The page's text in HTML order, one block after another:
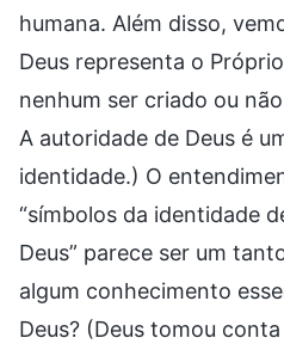
humana. Além disso,
Deus representa o
nenhum ser criado ou
A autoridade de Deus é
identidade.) O
“símbolos da identidade
Deus” parece ser um
algum conhecimento
Deus? (Deus tomou